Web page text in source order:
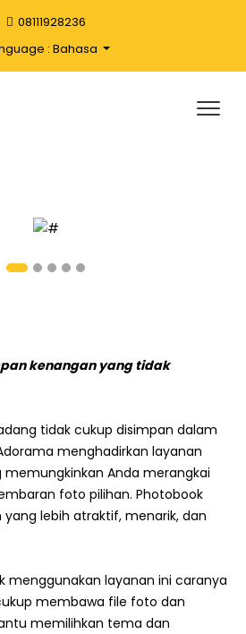
08111928236
: Bahasa
kenangan yang tidak
tidak cukup disimpan dalam
menghadirkan layanan
Anda merangkai
foto pilihan. Photobook
lebih atraktif, menarik, dan
menggunakan layanan ini caranya
membawa file foto dan
memilihkan tema dan